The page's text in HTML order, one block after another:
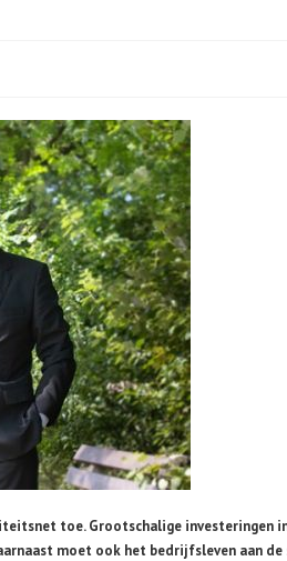
toe. Grootschalige
moet ook het bedrijfsleven aan